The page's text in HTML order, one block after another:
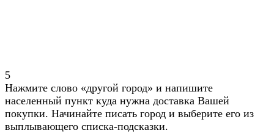
5
Нажмите слово «другой город» и напишите
населенный пункт куда нужна доставка Вашей
покупки. Начинайте писать город и выберите его из
выплывающего списка-подсказки.